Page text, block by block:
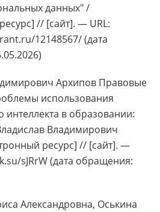
данных" /
// [сайт]. — URL:
12148567/ (дата
Архипов Правовые
использования
интеллекта в образовании:
Владимирович
ресурс] // [сайт]. —
sJRrW (дата обращения:
Александровна, Оськина